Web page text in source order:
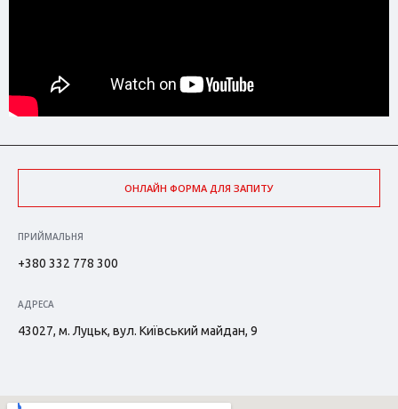
ОНЛАЙН ФОРМА ДЛЯ ЗАПИТУ
ПРИЙМАЛЬНЯ
+380 332 778 300
АДРЕСА
43027, м. Луцьк, вул. Київський майдан, 9